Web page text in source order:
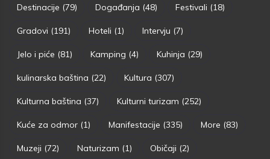
Destinacije (79) Događanja (48) Festivali (18)
Gradovi (191) Hoteli (1) Intervju (7)
Jelo i piće (81) Kamping (4) Kuhinja (29)
kulinarska baština (22) Kultura (307)
Kulturna baština (37) Kulturni turizam (252)
Kuće za odmor (1) Manifestacije (335) More (83)
Muzeji (72) Naturizam (1) Običaji (2)